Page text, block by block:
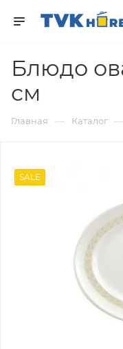
Блюдо
см
Главная — Каталог
SALE